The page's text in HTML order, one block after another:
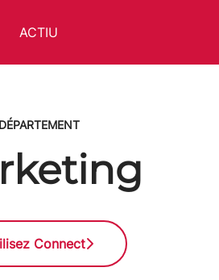
ACTIU
DÉPARTEMENT
Connect